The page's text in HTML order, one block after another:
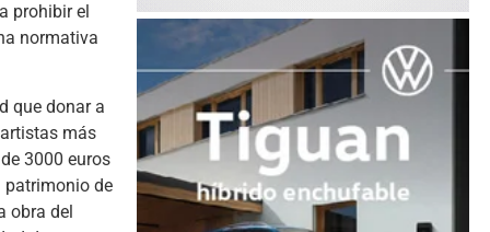
prohibir el
normativa
que donar a
más
3000 euros
patrimonio de
obra del